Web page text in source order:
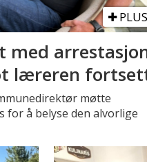
med
læreren
møtte
for å belyse den alvorlige